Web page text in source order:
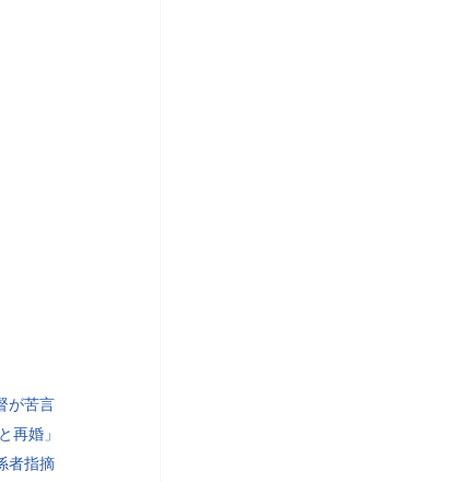
が苦言
再婚」
者指摘